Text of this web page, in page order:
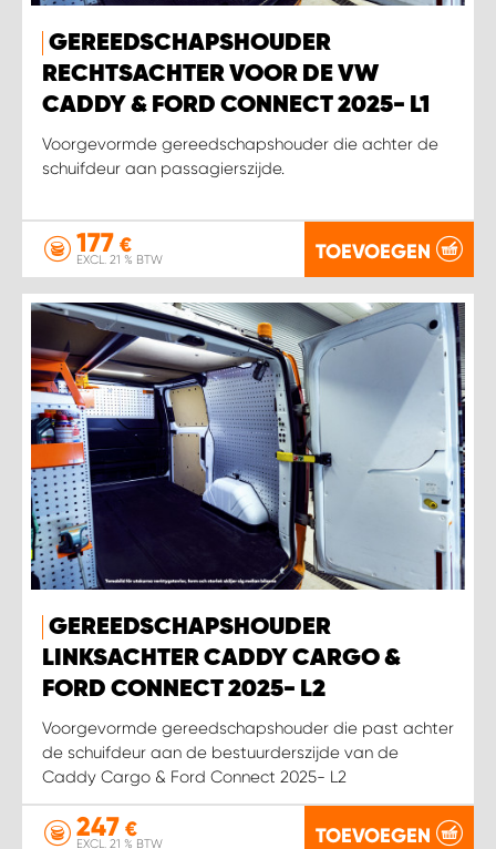
GEREEDSCHAPSHOUDER
RECHTSACHTER VOOR DE VW
CADDY & FORD CONNECT 2025- L1
Voorgevormde gereedschapshouder die achter de
schuifdeur aan passagierszijde.
177 €
EXCL. 21 % BTW TOEVOEGEN
GEREEDSCHAPSHOUDER
LINKSACHTER CADDY CARGO &
FORD CONNECT 2025- L2
Voorgevormde gereedschapshouder die past achter
de schuifdeur aan de bestuurderszijde van de
Caddy Cargo & Ford Connect 2025- L2
247 €
EXCL. 21 % BTW TOEVOEGEN